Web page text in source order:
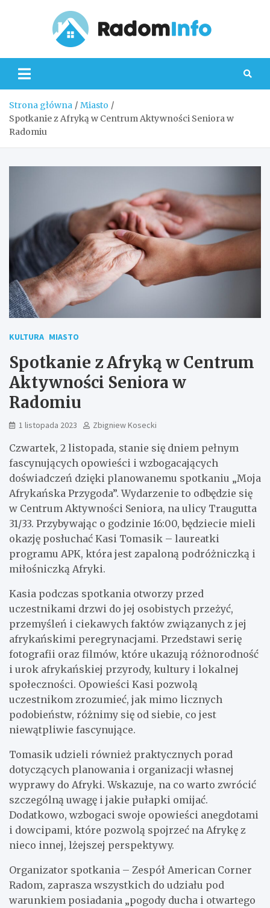
Strona główna
Miasto
Spotkanie z Afryką w Centrum Aktywności Seniora w
Radomiu
KULTURA MIASTO
Spotkanie z Afryką w Centrum
Aktywności Seniora w
Radomiu
1 listopada 2023 Zbigniew Kosecki
Czwartek, 2 listopada, stanie się dniem pełnym
fascynujących opowieści i wzbogacających
doświadczeń dzięki planowanemu spotkaniu „Moja
Afrykańska Przygoda”. Wydarzenie to odbędzie się
w Centrum Aktywności Seniora, na ulicy Traugutta
31/33. Przybywając o godzinie 16:00, będziecie mieli
okazję posłuchać Kasi Tomasik – laureatki
programu APK, która jest zapaloną podróżniczką i
miłośniczką Afryki.
Kasia podczas spotkania otworzy przed
uczestnikami drzwi do jej osobistych przeżyć,
przemyśleń i ciekawych faktów związanych z jej
afrykańskimi peregrynacjami. Przedstawi serię
fotografii oraz filmów, które ukazują różnorodność
i urok afrykańskiej przyrody, kultury i lokalnej
społeczności. Opowieści Kasi pozwolą
uczestnikom zrozumieć, jak mimo licznych
podobieństw, różnimy się od siebie, co jest
niewątpliwie fascynujące.
Tomasik udzieli również praktycznych porad
dotyczących planowania i organizacji własnej
wyprawy do Afryki. Wskazuje, na co warto zwrócić
szczególną uwagę i jakie pułapki omijać.
Dodatkowo, wzbogaci swoje opowieści anegdotami
i dowcipami, które pozwolą spojrzeć na Afrykę z
nieco innej, lżejszej perspektywy.
Organizator spotkania – Zespół American Corner
Radom, zaprasza wszystkich do udziału pod
warunkiem posiadania „pogody ducha i otwartego